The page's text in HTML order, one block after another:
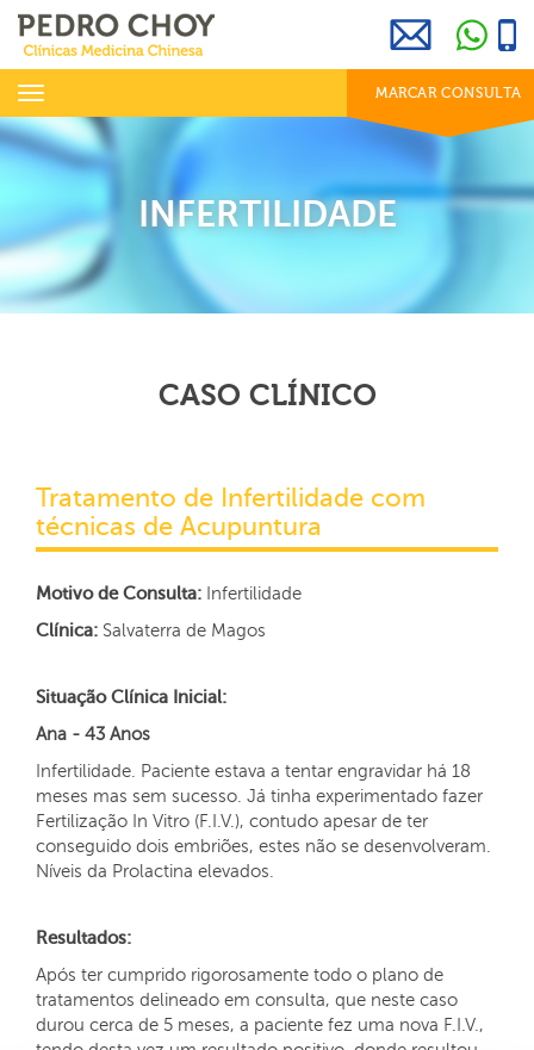
info@clinicaspedrochoy.com 969 800 001
dias úteis das 8h às 20h
Toggle
MARCAR CONSULTA
INFERTILIDADE
CASO CLÍNICO
Tratamento de Infertilidade com
técnicas de Acupuntura
Motivo de Consulta: Infertilidade
Clínica: Salvaterra de Magos
Situação Clínica Inicial:
Ana - 43 Anos
Infertilidade. Paciente estava a tentar engravidar há 18
meses mas sem sucesso. Já tinha experimentado fazer
Fertilização In Vitro (F.I.V.), contudo apesar de ter
conseguido dois embriões, estes não se desenvolveram.
Níveis da Prolactina elevados.
Resultados:
Após ter cumprido rigorosamente todo o plano de
tratamentos delineado em consulta, que neste caso
durou cerca de 5 meses, a paciente fez uma nova F.I.V.,